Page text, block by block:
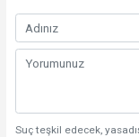
Suç teşkil edecek,